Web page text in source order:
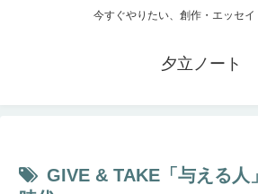
今すぐやりたい、創作・エッセイ
夕立ノート
GIVE & TAKE「与える人